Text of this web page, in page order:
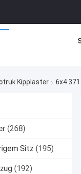
Kipplaster 6x4
(268)
Sitz (195)
(192)